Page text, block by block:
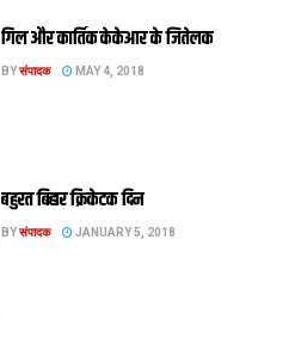
गिल और कार्तिक केकेआर के जितेलक
BYसंपादक MAY 4, 2018
बहुरत बिहार क्रिकेटक दिन
BYसंपादक JANUARY 5, 2018